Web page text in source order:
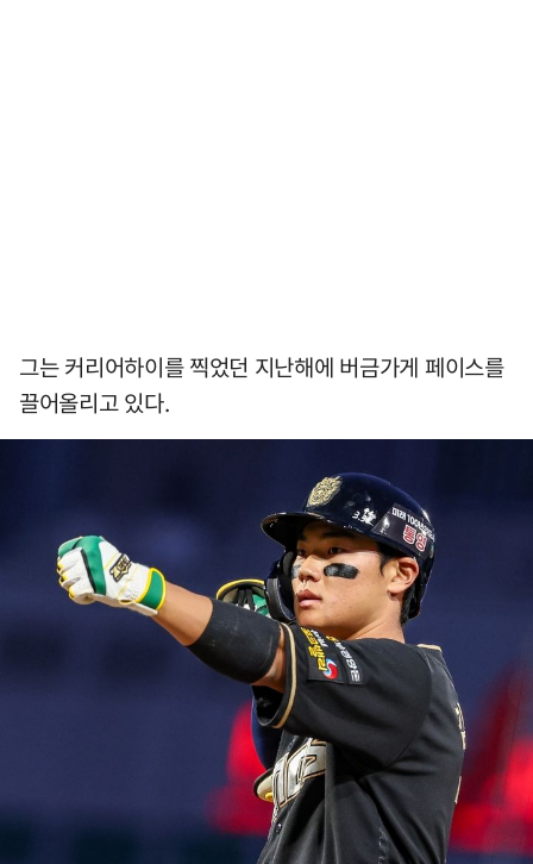
그는 커리어하이를 찍었던 지난해에 버금가게 페이스를
끌어올리고 있다.